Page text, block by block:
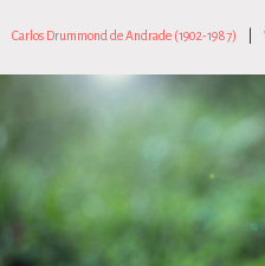
Carlos Drummond de Andrade (1902-1987)